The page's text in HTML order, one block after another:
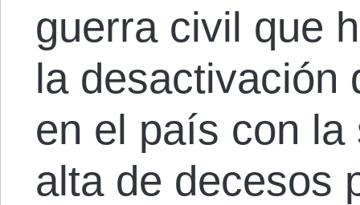
guerra civil que
la desactivación
en el país con
alta de decesos